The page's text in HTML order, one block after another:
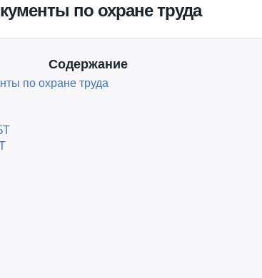
по охране труда
Содержание
по охране труда